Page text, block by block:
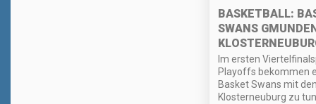
BASKETBALL:
SWANS
Im ersten
Playoffs bekommen
Basket Swans mit
Klosterneuburg zu